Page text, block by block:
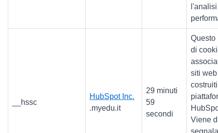
__hssc
HubSpot Inc.
.myedu.it
29 minuti
59
secondi
Questo
di
siti web
Viene